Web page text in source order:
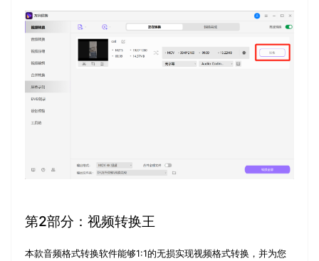
第2部分：视频转换王
本款音频格式转换软件能够1:1的无损实现视频格式转换，并为您